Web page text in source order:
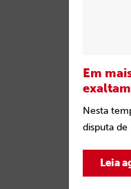
Em
Nesta
disputa
Leia